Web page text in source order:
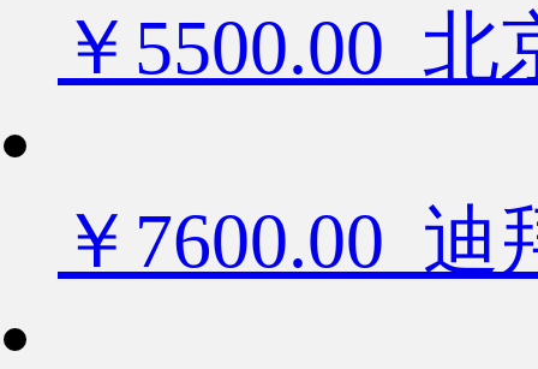
￥5500.00
￥7600.00